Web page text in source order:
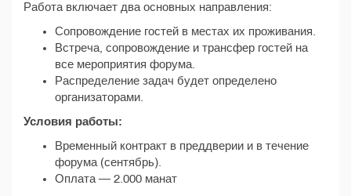
Работа включает два основных направления:
Сопровождение гостей в местах их проживания.
Встреча, сопровождение и трансфер гостей на
все мероприятия форума.
Распределение задач будет определено
организаторами.
Условия работы:
Временный контракт в преддверии и в течение
форума (сентябрь).
Оплата — 2.000 манат